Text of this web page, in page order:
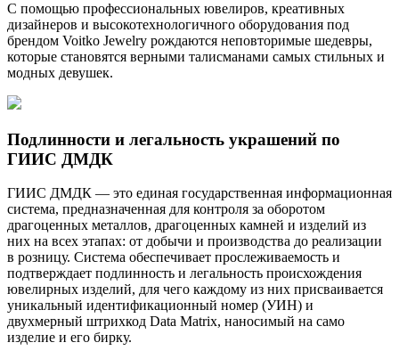
С помощью профессиональных ювелиров, креативных
дизайнеров и высокотехнологичного оборудования под
брендом Voitko Jewelry рождаются неповторимые шедевры,
которые становятся верными талисманами самых стильных и
модных девушек.
Подлинности и легальность украшений по
ГИИС ДМДК
ГИИС ДМДК — это единая государственная информационная
система, предназначенная для контроля за оборотом
драгоценных металлов, драгоценных камней и изделий из
них на всех этапах: от добычи и производства до реализации
в розницу. Система обеспечивает прослеживаемость и
подтверждает подлинность и легальность происхождения
ювелирных изделий, для чего каждому из них присваивается
уникальный идентификационный номер (УИН) и
двухмерный штрихкод Data Matrix, наносимый на само
изделие и его бирку.